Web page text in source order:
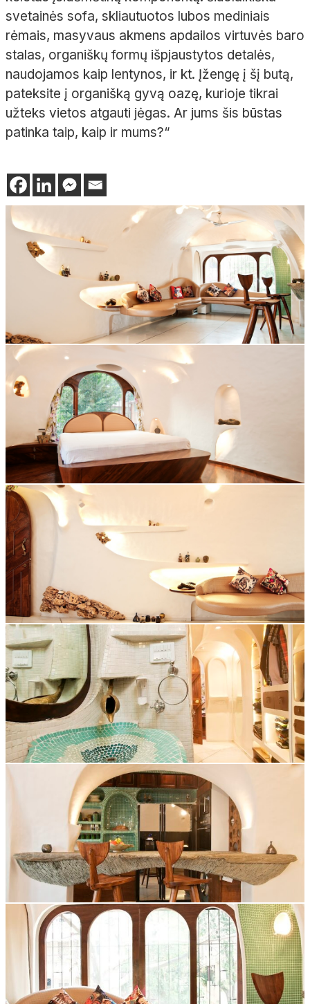
svetainės sofa, skliautuotos lubos mediniais
rėmais, masyvaus akmens apdailos virtuvės baro
stalas, organiškų formų išpjaustytos detalės,
naudojamos kaip lentynos, ir kt. Įžengę į šį butą,
pateksite į organišką gyvą oazę, kurioje tikrai
užteks vietos atgauti jėgas. Ar jums šis būstas
patinka taip, kaip ir mums?“